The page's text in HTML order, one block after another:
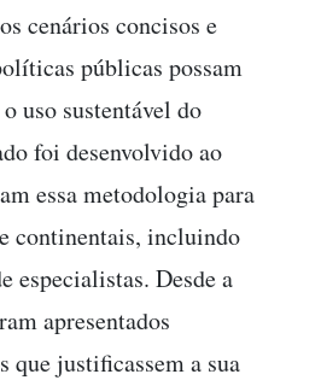
cenários concisos e
públicas possam
uso sustentável do
foi desenvolvido ao
essa metodologia para
continentais, incluindo
especialistas. Desde a
apresentados
que justificassem a sua